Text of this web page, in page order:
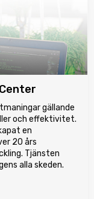
gällande
och effektivitet.
en
20 års
Tjänsten
alla skeden.